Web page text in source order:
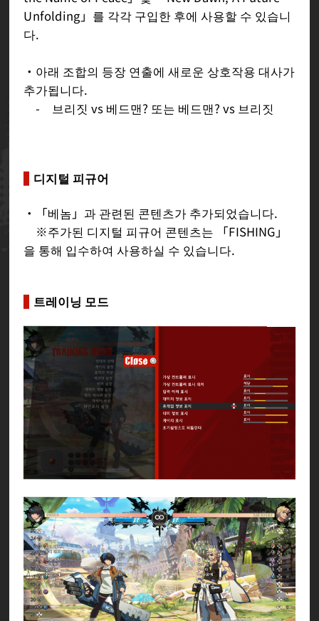
Unfolding」를 각각 구입한 후에 사용할 수 있습니
다.
・아래 조합의 등장 연출에 새로운 상호작용 대사가
추가됩니다.
- 브리짓 vs 베드맨? 또는 베드맨? vs 브리짓
디지털 피규어
・「베놈」과 관련된 콘텐츠가 추가되었습니다.
※주가된 디지털 피규어 콘텐츠는 「FISHING」
을 통해 입수하여 사용하실 수 있습니다.
트레이닝 모드